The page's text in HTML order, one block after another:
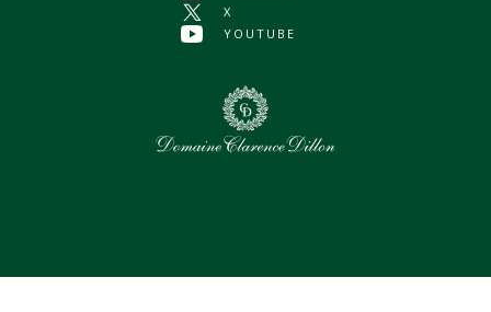
X
YOUTUBE